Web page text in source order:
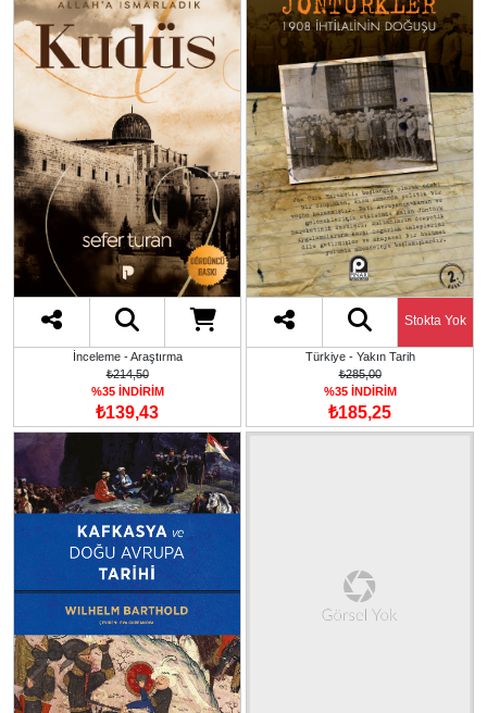
İnceleme - Araştırma
₺214,50
%35 İNDİRİM
₺139,43
Stokta Yok
Türkiye - Yakın Tarih
₺285,00
%35 İNDİRİM
₺185,25